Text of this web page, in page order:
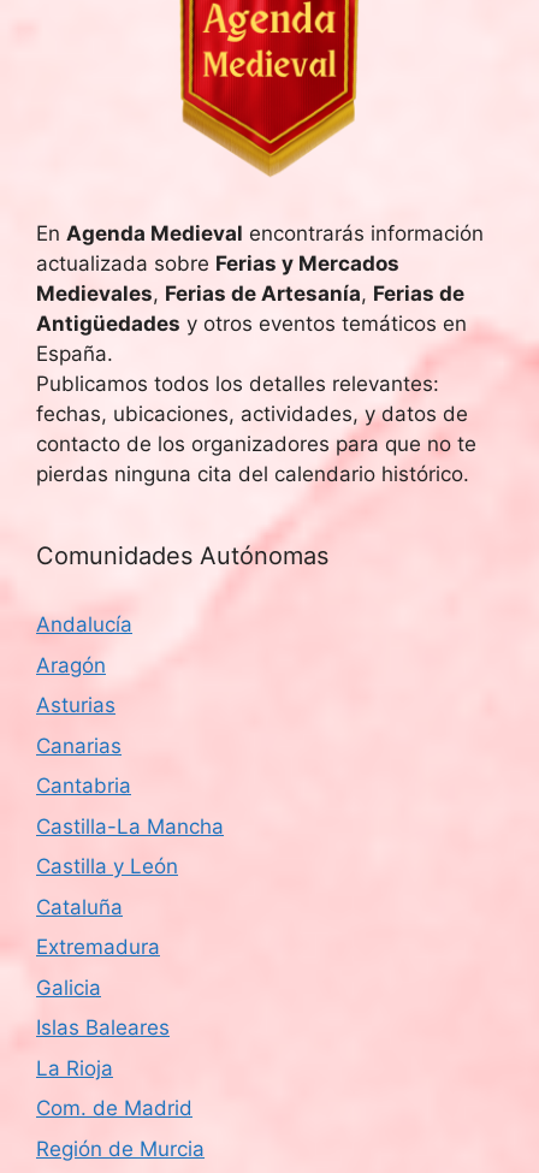
En Agenda Medieval encontrarás información
actualizada sobre Ferias y Mercados
Medievales, Ferias de Artesanía, Ferias de
Antigüedades y otros eventos temáticos en
España.
Publicamos todos los detalles relevantes:
fechas, ubicaciones, actividades, y datos de
contacto de los organizadores para que no te
pierdas ninguna cita del calendario histórico.
Comunidades Autónomas
Andalucía
Aragón
Asturias
Canarias
Cantabria
Castilla-La Mancha
Castilla y León
Cataluña
Extremadura
Galicia
Islas Baleares
La Rioja
Com. de Madrid
Región de Murcia